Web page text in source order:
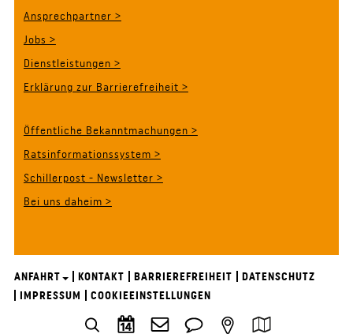
Ansprechpartner >
Jobs >
Dienstleistungen >
Erklärung zur Barrierefreiheit >
Öffentliche Bekanntmachungen >
Ratsinformationssystem >
Schillerpost - Newsletter >
Bei uns daheim >
ANFAHRT KONTAKT BARRIEREFREIHEIT
DATENSCHUTZ
IMPRESSUM
COOKIEEINSTELLUNGEN